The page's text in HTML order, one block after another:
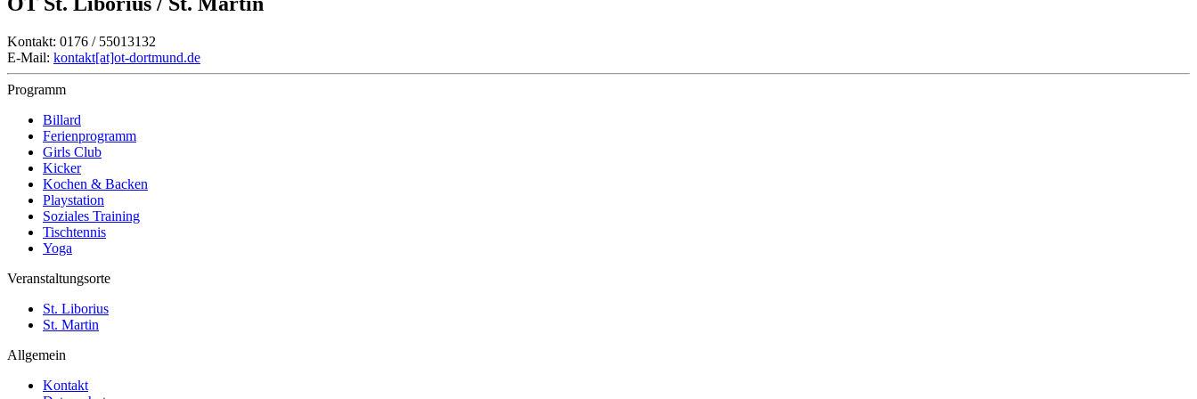
Kontakt: 0176 / 55013132
E-Mail: kontakt[at]ot-dortmund.de
Programm
Billard
Ferienprogramm
Girls Club
Kicker
Kochen & Backen
Playstation
Soziales Training
Tischtennis
Yoga
Veranstaltungsorte
St. Liborius
St. Martin
Allgemein
Kontakt